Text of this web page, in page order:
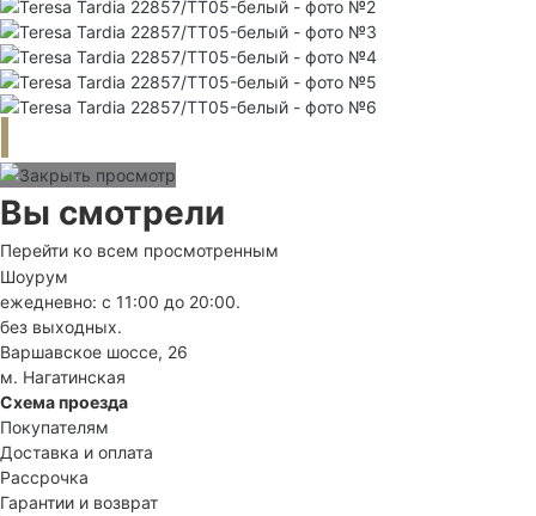
Вы смотрели
Перейти ко всем просмотренным
Шоурум
ежедневно: с 11:00 до 20:00.
без выходных.
Варшавское шоссе, 26
м. Нагатинская
Схема проезда
Покупателям
Доставка и оплата
Рассрочка
Гарантии и возврат